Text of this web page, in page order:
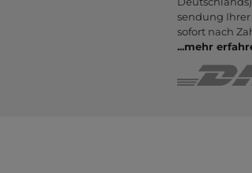
sendung
sofort nach
...mehr